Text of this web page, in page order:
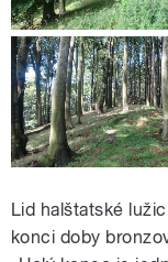
Lid halštatské
konci doby